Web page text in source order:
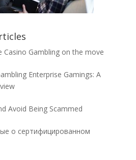
Casino Gambling on the move
Enterprise Gamings: A
Avoid Being Scammed
о сертифицированном